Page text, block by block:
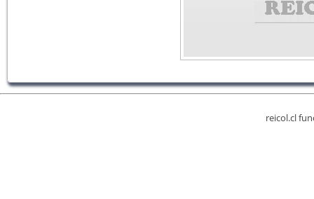
reicol.cl